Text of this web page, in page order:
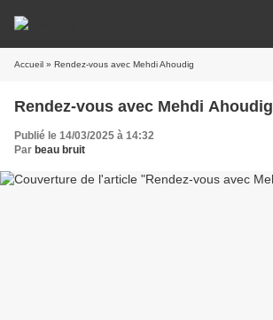
Accueil » Rendez-vous avec Mehdi Ahoudig
Rendez-vous avec Mehdi Ahoudig
Publié le 14/03/2025 à 14:32
Par beau bruit